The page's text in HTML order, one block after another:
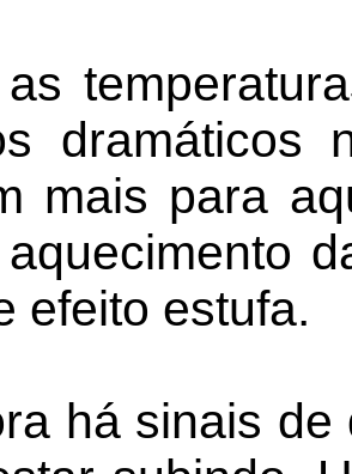
dramáticos
mais para
efeito estufa.
há sinais